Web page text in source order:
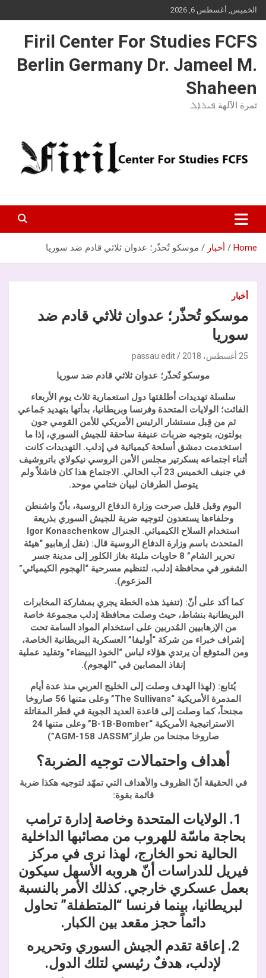
Skip
to
الخميس, أغسطس 6, 2026
Firil Center For Studies FCFS
Berlin Germany Dr. Jameel M.
Shaheen
ثمرة الآلهة ܦܝܪܐܠ
Home أخبار موسكو تُحذّر؛ عدوان ثلاثي قادم ضد سوريا
أخبار
موسكو تُحذّر؛ عدوان ثلاثي قادم ضد
سوريا
25 أغسطس، 2018 passau.edit
موسكو تُحذّر؛ عدوان ثلاثي قادم ضد سوريا
سلسلة تهديدات أطلقتها دول استعمارية ثلاث يوم الأربعاء
الفائت؛ الولايات المتحدة وفرنسا وبريطانيا، بدأتها بتهديد جَماعي
ثم من قِبل مستشار الرئيس الأمريكي للأمن القومي جون
بولتون، بتوجيه ضربات عنيفة ساحقة للجيش السوري، إذا ما
استخدمت دمشق أسلحة كيميائية في إدلب. التهديدات كانت
أثناء اجتماعه بسكرتير مجلس الأمن الروسي نيكولاي باتروشيف
في جنيف الخميس 23 آب الحالي. الاجتماع هذا كان فاشلاً ولم
يتوصل الطرفان لبيان ختامي موحد.
اليوم وقبل قليل صرحت وزارة الدفاع الروسية، بأنّ واشنطن
وحلفاءها يستعدون لتوجيه ضربة للجيش السوري بذريعة
استخدام السلاح الكيميائي. الجنرال Igor Konaschenkow
المتحدث باسم وزارة الدفاع الروسية قال: (نقل إرهابيو “هيئة
تحرير الشام” 8 حاويات مليئة بغاز الكلور إلى مدينة جسر
الشغور في محافظة إدلب، لتنظيم مسرحية “الهجوم الكيميائي”
المزعوم).
كما أكد على أنّ: (تنفيذ هذه الخطة يجري بمشاركة المخابرات
البريطانية بنشاط، حيث وصلت محافظة إدلب مجموعة خاصة
من الإرهابيين المُدربين على استخدام المواد السامة تحت
إشراف خبراء من شركة “أوليفا” العسكرية البريطانية الخاصة،
ومن المتوقع أن يرتدي هؤلاء لباس “الخوذ البيضاء” وتقليد عملية
إنقاذ المصابين في “الهجوم).
يُتابع: (لهذا الهدف وصلت إلى الخليج العربي منذ عدة أيام
المدمرة الأمريكية “The Sullivans” وعلى متنها 56 صاروخا
مجنحاً، كما وصلت إلى قاعدة العديد الجوية في قطر المقاتلة
الاستراتيجية الأمريكية “B-1B-Bomber” وعلى متنها 24
صاروخا مجنحا من طراز”AGM-158 JASSM”)
أهداف واحتمالات توجيه الضربة؟
في الحقيقة أنّ الظروف والأهداف التي تمهّد لتوجيه هكذا ضربة
قائمة بقوة:
1. الولايات المتحدة وخاصة إدارة ترامب
بحاجة ماسّة للهروب من مصائبها الداخلية
الحالية نحو الخارج، لهذا نرى في مركز
فيريل للدراسات أنّ هروبه الأسهل سيكون
بعمل عسكري خارجي. كذلك الأمر بالنسبة
لبريطانيا، بينما فرنسا “المتطفلة” تحاول
دائماً حجز مقعد بين الكبار.
2. إعاقة تقدم الجيش السوري وتحريره
لإدلب، هدفٌ رئيسي لتلك الدول.